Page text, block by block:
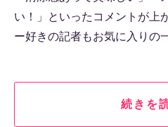
い！」といったコメントが上
ー好きの記者もお気に入りの
続きを